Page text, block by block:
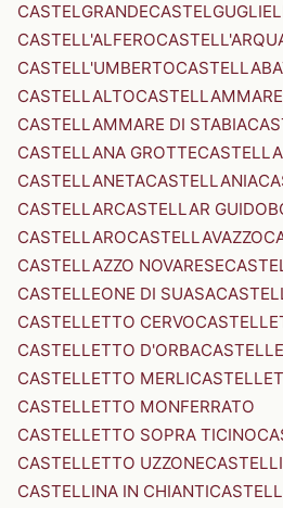
CASTELGRANDE
CASTELL'ALFERO
CASTELL'UMBERTO
CASTELLALTO
CASTELLAMMARE DI STABIA
CASTELLANA GROTTE
CASTELLANETACASTELLANIA
CASTELLARCASTELLAR
CASTELLAROCASTELLAVAZZO
CASTELLAZZO NOVARESE
CASTELLEONE DI SUASA
CASTELLETTO CERVO
CASTELLETTO D'ORBA
CASTELLETTO MERLI
CASTELLETTO MONFERRATO
CASTELLETTO SOPRA TICINO
CASTELLETTO UZZONECASTELLI
CASTELLINA IN CHIANTI